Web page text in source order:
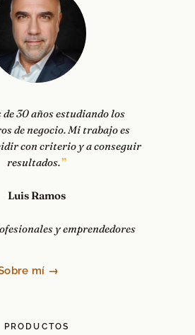
de 30 años estudiando los
de negocio. Mi trabajo es
con criterio y a conseguir
resultados.
Luis Ramos
y emprendedores
mí →
PRODUCTOS